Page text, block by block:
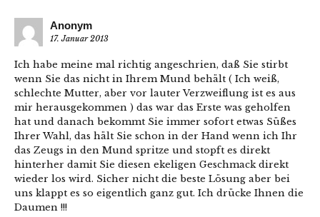
Anonym
17. Januar 2013
Ich habe meine mal richtig angeschrien, daß Sie stirbt
wenn Sie das nicht in Ihrem Mund behält ( Ich weiß,
schlechte Mutter, aber vor lauter Verzweiflung ist es aus
mir herausgekommen ) das war das Erste was geholfen
hat und danach bekommt Sie immer sofort etwas Süßes
Ihrer Wahl, das hält Sie schon in der Hand wenn ich Ihr
das Zeugs in den Mund spritze und stopft es direkt
hinterher damit Sie diesen ekeligen Geschmack direkt
wieder los wird. Sicher nicht die beste Lösung aber bei
uns klappt es so eigentlich ganz gut. Ich drücke Ihnen die
Daumen !!!